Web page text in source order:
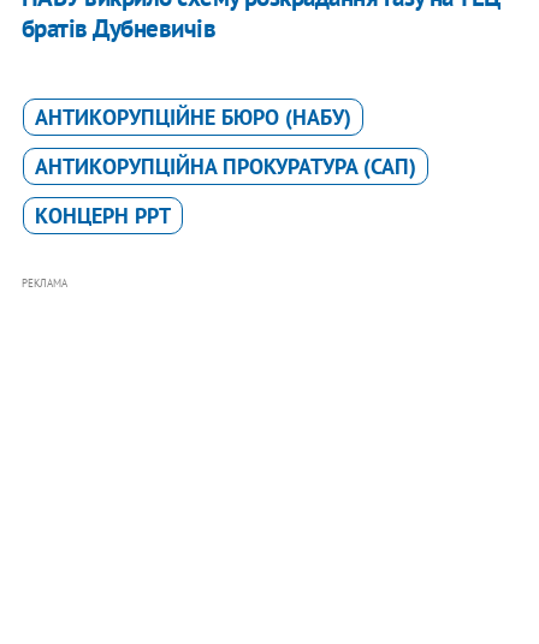
братів Дубневичів
АНТИКОРУПЦІЙНЕ БЮРО (НАБУ)
АНТИКОРУПЦІЙНА ПРОКУРАТУРА (САП)
КОНЦЕРН РРТ
РЕКЛАМА